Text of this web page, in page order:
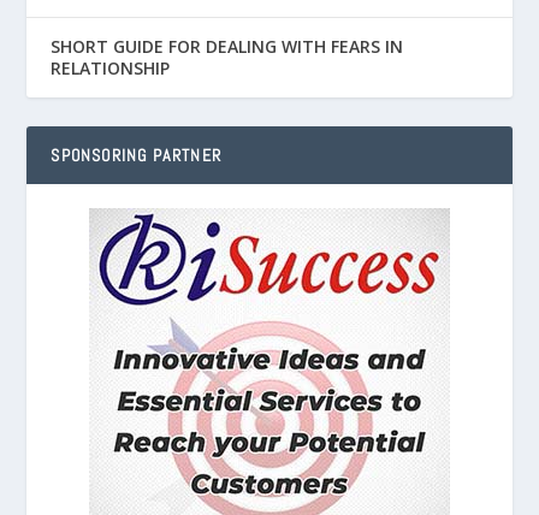
SHORT GUIDE FOR DEALING WITH FEARS IN
RELATIONSHIP
SPONSORING PARTNER